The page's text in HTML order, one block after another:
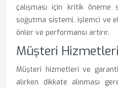
çalışması için kritik
soğutma sistemi, işlemci ve
önler ve performansı artırır.
Müşteri
Müşteri hizmetleri ve
alırken dikkate alınması